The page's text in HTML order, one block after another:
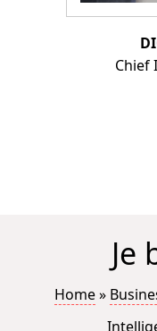
Chief
Je
Home»